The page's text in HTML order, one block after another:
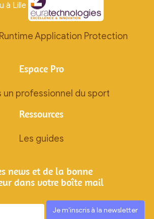
à Lille
Espace Pro
un professionnel du sport
Ressources
Les guides
news et de la bonne
dans votre boîte mail